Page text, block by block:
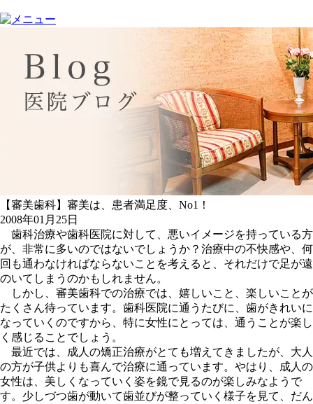
【審美歯科】審美は、患者満足度、No1！
2008年01月25日
歯科治療や歯科医院に対して、悪いイメージを持っている方
が、非常に多いのではないでしょうか？治療中の不快感や、何
回も通わなければならないことを考えると、それだけで足が遠
のいてしまうのかもしれません。
しかし、審美歯科での治療では、嬉しいこと、楽しいことが
たくさん待っています。歯科医院に通うたびに、歯がきれいに
なっていくのですから、特に女性にとっては、通うことが楽し
く感じることでしょう。
最近では、成人の矯正治療がとても増えてきましたが、大人
の方が子供よりも喜んで治療に通っています。やはり、成人の
女性は、美しくなっていく姿を鏡で見るのが楽しみなようで
す。少しづつ歯が動いて歯並びが整っていく様子を見て、だん